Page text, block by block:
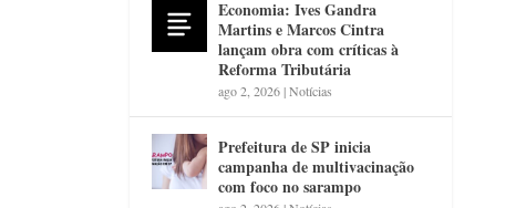
Economia: Ives Gandra
Martins e Marcos Cintra
lançam obra com críticas à
Reforma Tributária
ago 2, 2026|Notícias
Prefeitura de SP inicia
campanha de multivacinação
com foco no sarampo